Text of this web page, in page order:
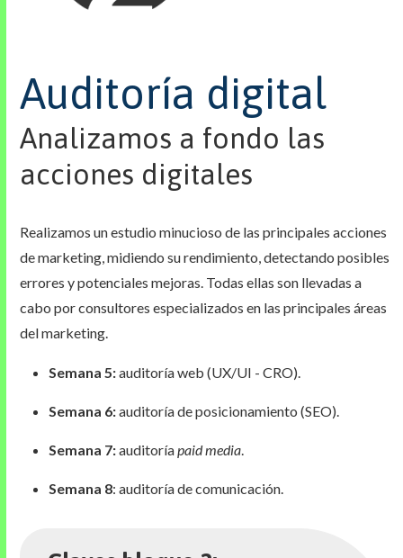
Auditoría digital
Analizamos a fondo las
acciones digitales
Realizamos un estudio minucioso de las principales acciones
de marketing, midiendo su rendimiento, detectando posibles
errores y potenciales mejoras. Todas ellas son llevadas a
cabo por consultores especializados en las principales áreas
del marketing.
Semana 5:auditoría web (UX/UI - CRO).
Semana 6:auditoría de posicionamiento (SEO).
Semana 7:auditoríapaid media.
Semana 8: auditoría de comunicación.